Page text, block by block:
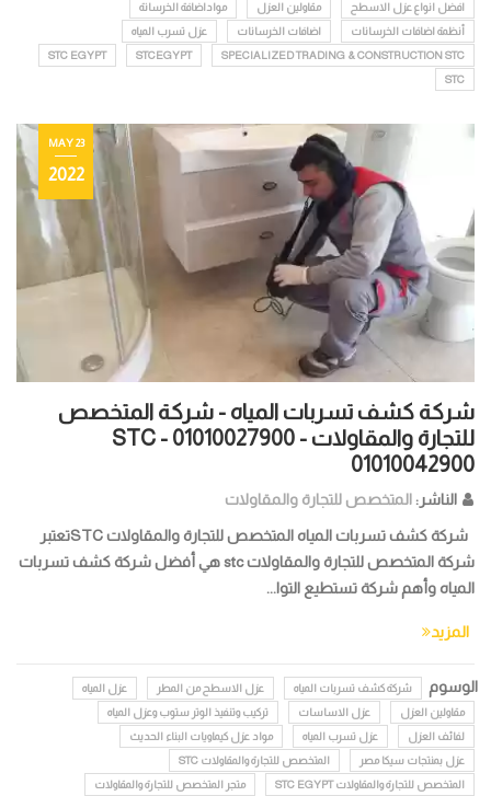
افضل انواع عزل الاسطح
مقاولين العزل
مواداضافة الخرسانة
أنظمة اضافات الخرسانات
اضافات الخرسانات
عزل تسرب المياه
SPECIALIZED TRADING & CONSTRUCTION STC
STCEGYPT
STC EGYPT
STC
شركة كشف تسربات المياه - شركة المتخصص
للتجارة والمقاولات STC - 01010027900 -
01010042900
23 MAY
2022
الناشر: المتخصص للتجارة والمقاولات
شركة كشف تسربات المياه المتخصص للتجارة والمقاولات STCتعتبر
شركة المتخصص للتجارة والمقاولات stc هي أفضل شركة كشف تسربات
المياه وأهم شركة تستطيع التوا...
المزيد
الوسوم شركة كشف تسربات المياه عزل الاسطح من المطر
عزل المياه
مقاولين العزل
عزل الاساسات
تركيب وتنفيذ الوتر ستوب وعزل المياه
لفائف العزل
عزل تسرب المياه
مواد عزل كيماويات البناء الحديث
عزل بمنتجات سيكا مصر
المتخصص للتجارة والمقاولات STC
المتخصص للتجارة والمقاولات STC EGYPT
متجر المتخصص للتجارة والمقاولات